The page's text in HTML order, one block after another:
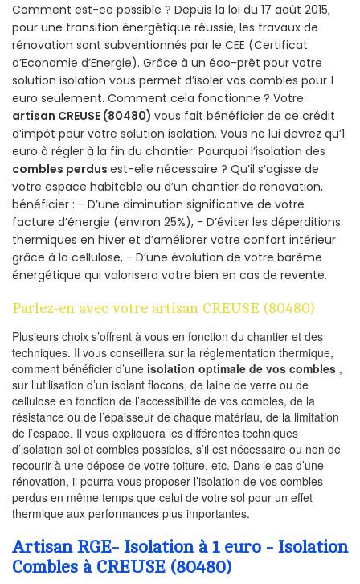
Comment est-ce possible ? Depuis la loi du 17 août 2015,
pour une transition énergétique réussie, les travaux de
rénovation sont subventionnés par le CEE (Certificat
d’Economie d’Energie). Grâce à un éco-prêt pour votre
solution isolation vous permet d’isoler vos combles pour 1
euro seulement. Comment cela fonctionne ? Votre
artisan CREUSE (80480) vous fait bénéficier de ce crédit
d’impôt pour votre solution isolation. Vous ne lui devrez qu’1
euro à régler à la fin du chantier. Pourquoi l’isolation des
combles perdus est-elle nécessaire ? Qu’il s’agisse de
votre espace habitable ou d’un chantier de rénovation,
bénéficier : - D’une diminution significative de votre
facture d’énergie (environ 25%), - D’éviter les déperditions
thermiques en hiver et d’améliorer votre confort intérieur
grâce à la cellulose, - D’une évolution de votre barème
énergétique qui valorisera votre bien en cas de revente.
Parlez-en avec votre artisan CREUSE (80480)
Plusieurs choix s’offrent à vous en fonction du chantier et des
techniques. Il vous conseillera sur la réglementation thermique,
comment bénéficier d’une isolation optimale de vos combles ,
sur l’utilisation d’un isolant flocons, de laine de verre ou de
cellulose en fonction de l’accessibilité de vos combles, de la
résistance ou de l’épaisseur de chaque matériau, de la limitation
de l’espace. Il vous expliquera les différentes techniques
d’isolation sol et combles possibles, s’il est nécessaire ou non de
recourir à une dépose de votre toiture, etc. Dans le cas d’une
rénovation, il pourra vous proposer l’isolation de vos combles
perdus en même temps que celui de votre sol pour un effet
thermique aux performances plus importantes.
Artisan RGE- Isolation à 1 euro - Isolation
Combles à CREUSE (80480)